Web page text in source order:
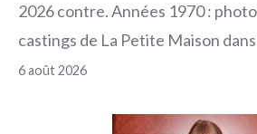
2026 contre. Années 1970 :
castings de La Petite Maison
6 août 2026